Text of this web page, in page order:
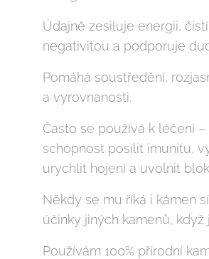
Údajně zesiluje energii,
negativitou a podporuje
Pomáhá soustředění,
a vyrovnanosti.
Často se používá k léčení
schopnost posílit imunitu,
urychlit hojení a uvolnit
Někdy se mu říká i kámen
účinky jiných kamenů, když
Používám 100% přírodní